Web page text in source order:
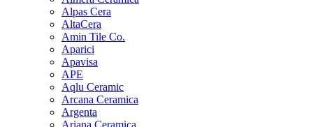
Alpas Cera
AltaCera
Amin Tile Co.
Aparici
Apavisa
APE
Aqlu Ceramic
Arcana Ceramica
Argenta
Ariana Ceramica